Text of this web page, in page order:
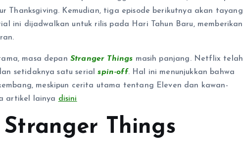
Thanksgiving. Kemudian, tiga episode berikutnya akan tayang
ini dijadwalkan untuk rilis pada Hari Tahun Baru, memberikan
masa depan Stranger Things masih panjang. Netflix telah
setidaknya satu serialspin-off. Hal ini menunjukkan bahwa
meskipun cerita utama tentang Eleven dan kawan-
artikel lainya disini
Things